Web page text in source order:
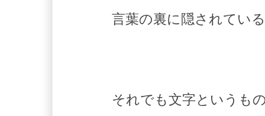
言葉の裏に隠されてい
それでも文字というも